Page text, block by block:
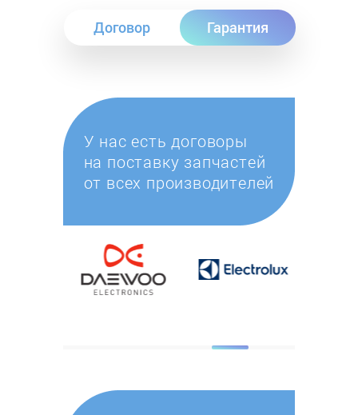
Договор Гарантия
У нас есть договоры
на поставку запчастей
от всех производителей